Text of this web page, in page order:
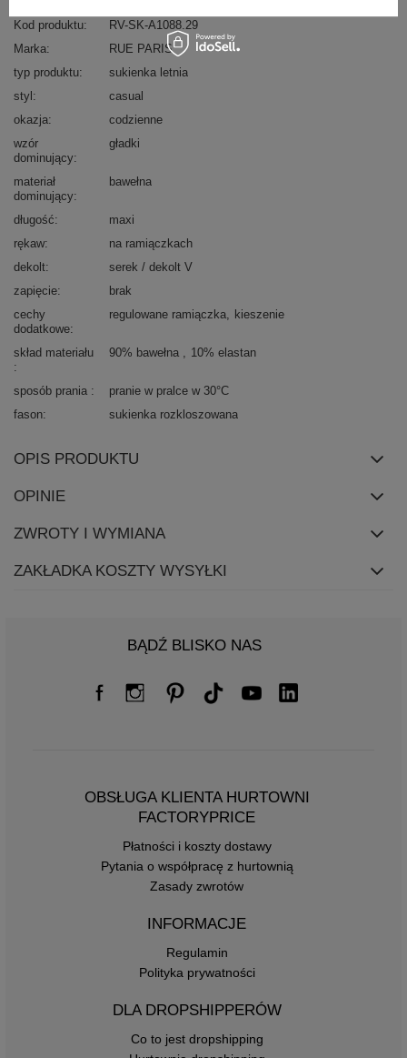
Kod produktu
RV-SK-A1088.29
Marka
RUE PARIS
typ produktu
sukienka letnia
styl
casual
okazja
codzienne
wzór
dominujący
gładki
materiał
dominujący
bawełna
długość
maxi
rękaw
na ramiączkach
dekolt
serek / dekolt V
zapięcie
brak
cechy
dodatkowe
regulowane ramiączka kieszenie
skład materiału 90% bawełna 10% elastan
sposób prania
pranie w pralce w 30°C
fason
sukienka rozkloszowana
OPIS PRODUKTU
OPINIE
ZWROTY I WYMIANA
ZAKŁADKA KOSZTY WYSYŁKI
BĄDŹ BLISKO NAS
OBSŁUGA KLIENTA HURTOWNI
FACTORYPRICE
Płatności i koszty dostawy
Pytania o współpracę z hurtownią
Zasady zwrotów
INFORMACJE
Regulamin
Polityka prywatności
DLA DROPSHIPPERÓW
Co to jest dropshipping